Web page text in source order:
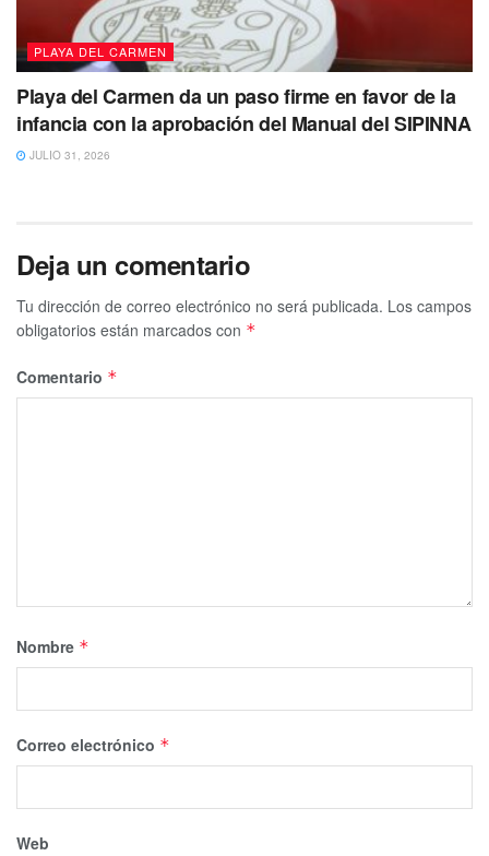
PLAYA DEL CARMEN
Playa del Carmen da un paso firme en favor de la
infancia con la aprobación del Manual del SIPINNA
JULIO 31, 2026
Deja un comentario
Tu dirección de correo electrónico no será publicada. Los campos
obligatorios están marcados con *
Comentario *
Nombre *
Correo electrónico *
Web